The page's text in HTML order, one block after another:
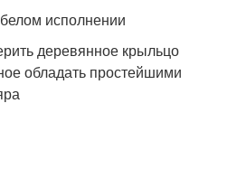
исполнении
деревянное крыльцо
обладать простейшими